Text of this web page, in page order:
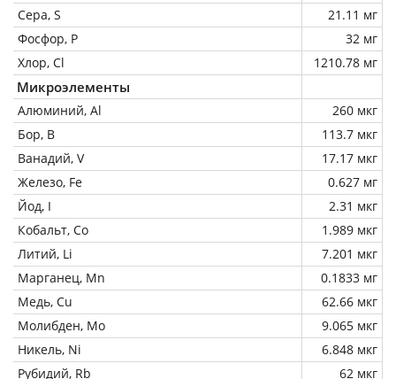
Сера, S
21.11 мг
Фосфор, P
32 мг
Хлор, Cl
1210.78 мг
Микроэлементы
Алюминий, Al
260 мкг
Бор, B
113.7 мкг
Ванадий, V
17.17 мкг
Железо, Fe
0.627 мг
Йод, I
2.31 мкг
Кобальт, Co
1.989 мкг
Литий, Li
7.201 мкг
Марганец, Mn
0.1833 мг
Медь, Cu
62.66 мкг
Молибден, Mo
9.065 мкг
Никель, Ni
6.848 мкг
Рубидий, Rb
62 мкг